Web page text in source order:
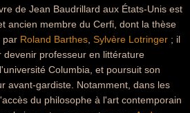
de Jean Baudrillard aux États-Unis est
ancien membre du Cerfi, dont la thèse
par Roland Barthes Sylvère Lotringer ; il
devenir professeur en littérature
Columbia, et poursuit son
avant-gardiste. Notamment, dans les
du philosophe à l'art contemporain